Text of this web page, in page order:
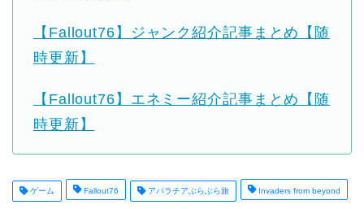
【Fallout76】ジャンク紹介記事まとめ【随
時更新】
【Fallout76】エネミー紹介記事まとめ【随
時更新】
ゲーム Fallout76 アパラチアぶらぶら旅 Invaders from beyond